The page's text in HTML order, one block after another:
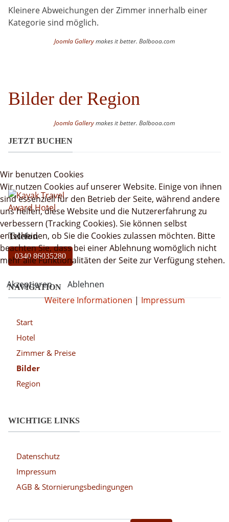
Kleinere Abweichungen der Zimmer innerhalb einer
Kategorie sind möglich.
Joomla Gallerymakes it better. Balbooa.com
Bilder der Region
Joomla Gallerymakes it better. Balbooa.com
JETZT BUCHEN
Telefon
0340 86035280
NAVIGATION
Start
Hotel
Zimmer & Preise
Bilder
Region
WICHTIGE LINKS
Datenschutz
Impressum
AGB & Stornierungsbedingungen
Wir benutzen Cookies
Wir nutzen Cookies auf unserer Website. Einige von ihnen
sind essenziell für den Betrieb der Seite, während andere
uns helfen, diese Website und die Nutzererfahrung zu
verbessern (Tracking Cookies). Sie können selbst
entscheiden, ob Sie die Cookies zulassen möchten. Bitte
beachten Sie, dass bei einer Ablehnung womöglich nicht
mehr alle Funktionalitäten der Seite zur Verfügung stehen.
Akzeptieren
Ablehnen
Weitere Informationen | Impressum